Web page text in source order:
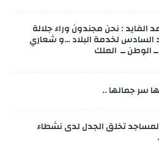
الفايد : نحن مجندون وراء جلالة
السادس لخدمة البلاد …و شعاري
ــ الوطن ــ الملك
سر جمالها ..
تخلق الجدل لدى نشطاء